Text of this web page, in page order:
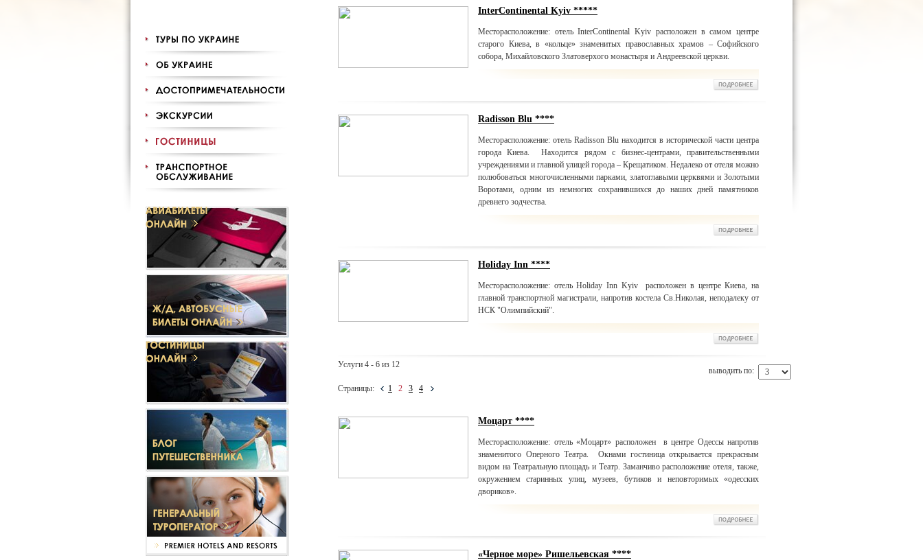
InterContinental Kyiv *****
Месторасположение: отель InterContinental Kyiv расположен в самом центре
старого Киева, в «кольце» знаменитых православных храмов – Софийского
собора, Михайловского Златоверхого монастыря и Андреевской церкви.
Radisson Blu ****
Месторасположение: отель Radisson Blu находится в исторической части центра
города Киева. Находится рядом с бизнес-центрами, правительственными
учреждениями и главной улицей города – Крещатиком. Недалеко от отеля можно
полюбоваться многочисленными парками, златоглавыми церквями и Золотыми
Воротами, одним из немногих сохранившихся до наших дней памятников
древнего зодчества.
Holiday Inn ****
Месторасположение: отель Holiday Inn Kyiv расположен в центре Киева, на
главной транспортной магистрали, напротив костела Св.Николая, неподалеку от
НСК "Олимпийский".
Услуги 4 - 6 из 12
Страницы: 1 2 3 4
выводить по:
Моцарт ****
Месторасположение: отель «Моцарт» расположен в центре Одессы напротив
знаменитого Оперного Театра. Окнами гостиница открывается прекрасным
видом на Театральную площадь и Театр. Заманчиво расположение отеля, также,
окружением старинных улиц, музеев, бутиков и неповторимых «одесских
двориков».
«Черное море» Ришельевская ****